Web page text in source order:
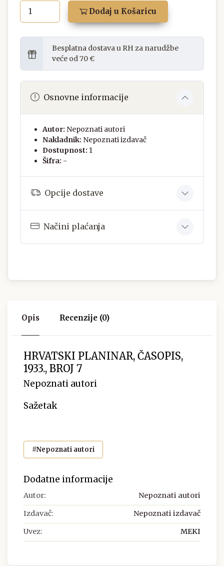
Dodaj u Košaricu
Besplatna dostava u RH za narudžbe
veće od 70 €
Osnovne informacije
Autor: Nepoznati autori
Nakladnik: Nepoznati izdavač
Dostupnost: 1
Šifra: -
Opcije dostave
Načini plaćanja
Opis Recenzije (0)
HRVATSKI PLANINAR, ČASOPIS,
1933., BROJ 7
Nepoznati autori
Sažetak
#Nepoznati autori
Dodatne informacije
Autor: Nepoznati autori
Izdavač: Nepoznati izdavač
Uvez: MEKI